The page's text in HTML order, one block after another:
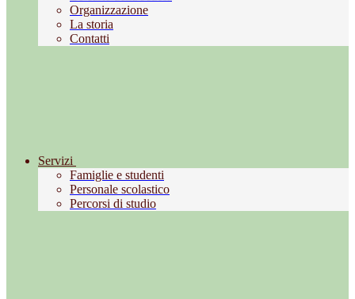
Organizzazione
La storia
Contatti
Servizi
Famiglie e studenti
Personale scolastico
Percorsi di studio